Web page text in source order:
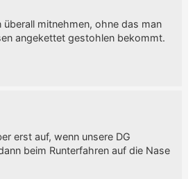
überall mitnehmen, ohne das man
angekettet gestohlen bekommt.
erst auf, wenn unsere DG
beim Runterfahren auf die Nase